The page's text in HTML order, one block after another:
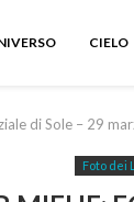
CIELO
di Sole – 29
Foto dei